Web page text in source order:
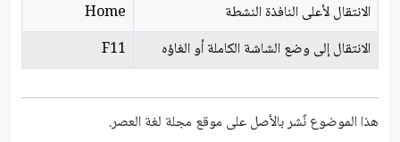
الانتقال لأعلى النافذة النشطة
Home
الانتقال إلى وضع الشاشة الكاملة أو الغاؤه
F11
هذا الموضوع نٌشر باﻷصل على موقع مجلة لغة العصر.